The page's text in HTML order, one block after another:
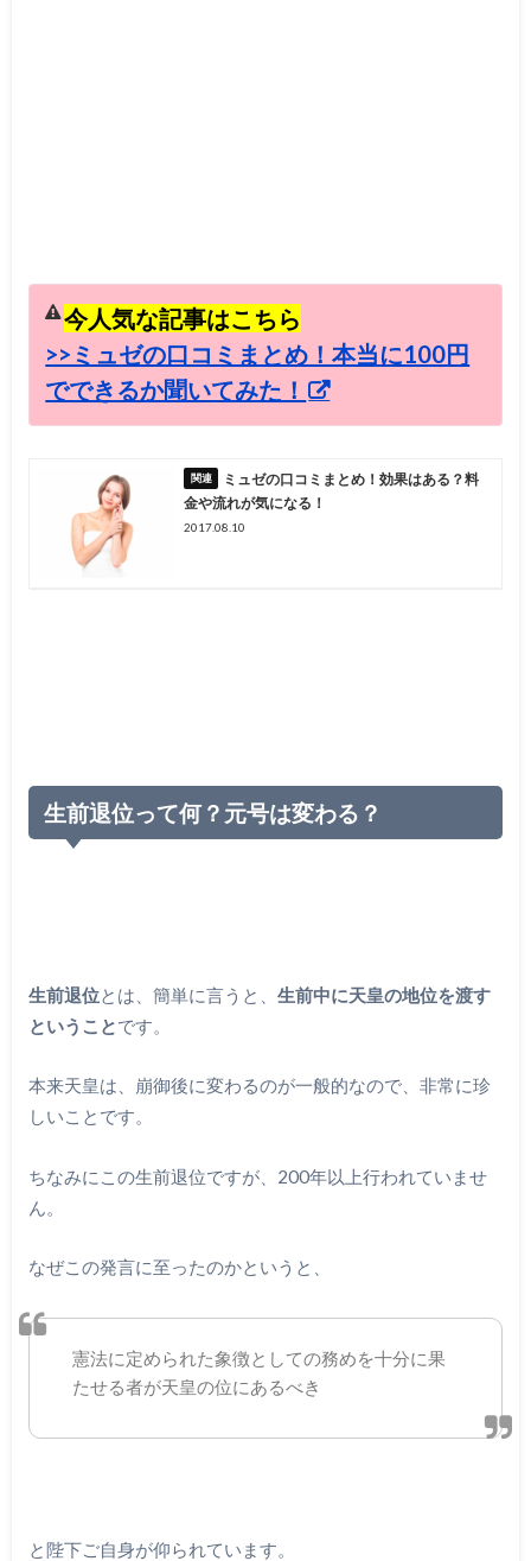
今人気な記事はこちら
>>ミュゼの口コミまとめ！本当に100円
でできるか聞いてみた！
ミュゼの口コミまとめ！効果はある？料
金や流れが気になる！
2017.08.10
生前退位って何？元号は変わる？
生前退位とは、簡単に言うと、 生前中に天皇の地位を渡す
ということです。
本来天皇は、崩御後に変わるのが一般的なので、非常に珍
しいことです。
ちなみにこの生前退位ですが、200年以上行われていませ
ん。
なぜこの発言に至ったのかというと、
憲法に定められた象徴としての務めを十分に果
たせる者が天皇の位にあるべき
と陛下ご自身が仰られています。